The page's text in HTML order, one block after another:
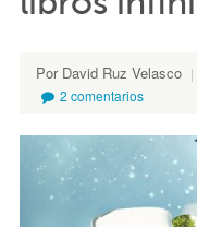
Por David Ruz Velasco
2 comentarios